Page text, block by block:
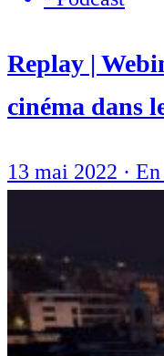
Replay |
cinéma dans
13 mai 2022 ·